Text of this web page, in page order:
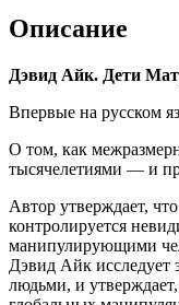
Описание
Дэвид Айк. Дети
Впервые на русском
О том, как
тысячелетиями — и
Автор утверждает,
контролируется
манипулирующими
Дэвид Айк исследует
людьми, и